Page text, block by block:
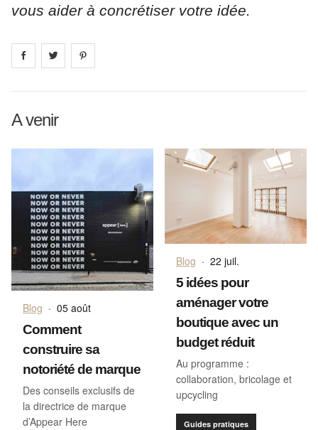
vous aider à concrétiser votre idée.
Share on facebook
Share on
A venir
Blog · 05 août
Comment
construire sa
notoriété de marque
Des conseils exclusifs de
la directrice de marque
d’Appear Here
Blog · 22 juil.
5 idées pour
aménager votre
boutique avec un
budget réduit
Au programme :
collaboration, bricolage et
upcycling
Guides pratiques